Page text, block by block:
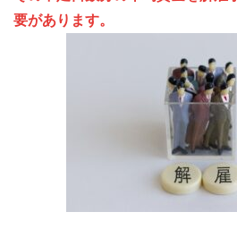
要があります。